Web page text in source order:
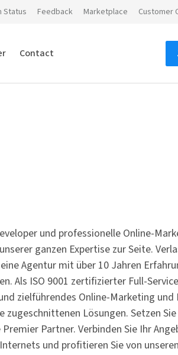
Status Feedback Marketplace Customer
Contact
und professionelle Online-
ganzen Expertise zur Seite.
Agentur mit über 10 Jahren
Als ISO 9001 zertifizierter Full-
zielführendes Online-Marketing und
Lösungen. Setzen
Partner. Verbinden Sie Ihr
und profitieren Sie von